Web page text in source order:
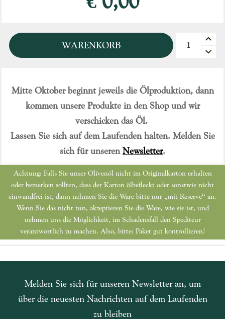
Quantità
WARENKORB
Mitte Oktober beginnt jeweils die Ölproduktion, dann
kommen unsere Produkte in den Shop und wir
verschicken das Öl.
Lassen Sie sich auf dem Laufenden halten. Melden Sie
sich für unseren Newsletter.
Achtung: Falls Sie unser Olivenöl nicht im Originalkarton erhalten
oder bemerken sollten, dass der Karton ölbefleckt oder sonstwie nicht
einwandfrei ist, dann nehmen Sie die Ware bitte nur „mit Reserve“ an.
Wenn Sie das nicht tun, akzeptieren Sie die Ware, wie sie ist, und
nehmen uns die Möglichkeit, im Schadensfall den Spediteur
verantwortlich zu machen. Also, bitte: Paket gut kontrollieren!
Melden Sie sich für unseren Newsletter an, um
über die neuesten Nachrichten auf dem Laufenden
zu bleiben